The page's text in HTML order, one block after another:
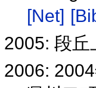
[Net]
2005: 段
2006: